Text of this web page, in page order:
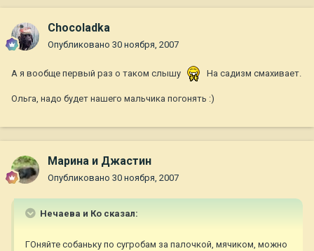
Chocoladka
Опубликовано 30 ноября, 2007
А я вообще первый раз о таком слышу На садизм смахивает.
Ольга, надо будет нашего мальчика погонять :)
Марина и Джастин
Опубликовано 30 ноября, 2007
Нечаева и Ко сказал:
ГОняйте собаньку по сугробам за палочкой, мячиком, можно